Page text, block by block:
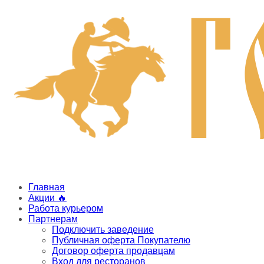
Главная
Акции 🔥
Работа курьером
Партнерам
Подключить заведение
Публичная оферта Покупателю
Договор оферта продавцам
Вход для ресторанов